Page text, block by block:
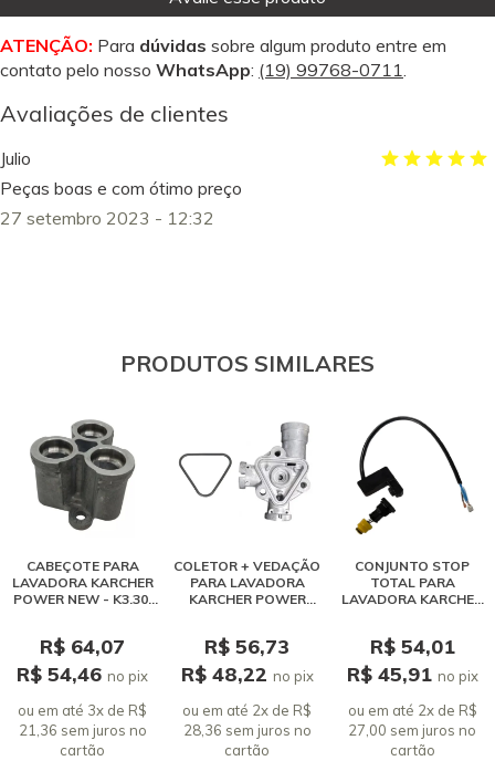
ATENÇÃO: Para dúvidas sobre algum produto entre em
contato pelo nosso WhatsApp: (19) 99768-0711.
Avaliações de clientes
Julio
Peças boas e com ótimo preço
27 setembro 2023 - 12:32
PRODUTOS SIMILARES
CABEÇOTE PARA
LAVADORA KARCHER
POWER NEW - K3.30,
R$ 64,07
R$ 54,46no pix
ou em até 3x de R$
21,36 sem juros no
cartão
COLETOR + VEDAÇÃO
PARA LAVADORA
KARCHER POWER
R$ 56,73
R$ 48,22 no pix
ou em até 2x de R$
28,36 sem juros no
cartão
CONJUNTO STOP
TOTAL PARA
LAVADORA KARCHER
R$ 54,01
R$ 45,91 no pix
ou em até 2x de R$
27,00 sem jurosno
cartão